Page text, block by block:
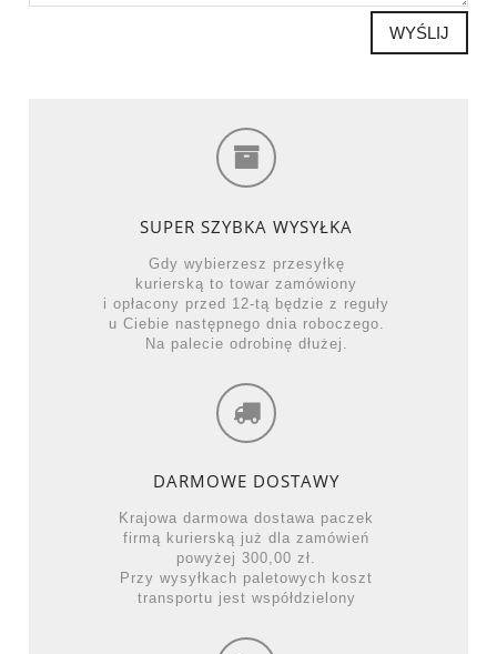
WYŚLIJ
SUPER SZYBKA WYSYŁKA
Gdy wybierzesz przesyłkę
kurierską to towar zamówiony
i opłacony przed 12-tą będzie z reguły
u Ciebie następnego dnia roboczego.
Na palecie odrobinę dłużej.
DARMOWE DOSTAWY
Krajowa darmowa dostawa paczek
firmą kurierską już dla zamówień
powyżej 300,00 zł.
Przy wysyłkach paletowych koszt
transportu jest współdzielony